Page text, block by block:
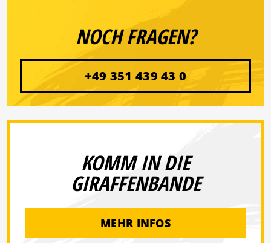
NOCH FRAGEN?
+49 351 439 43 0
KOMM IN DIE
GIRAFFENBANDE
MEHR INFOS